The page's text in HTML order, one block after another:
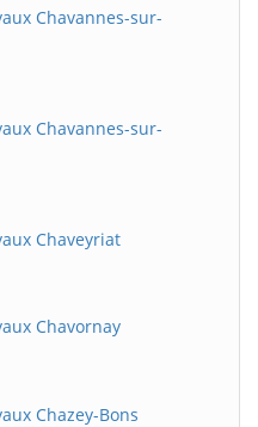
Chavannes-sur-
Chavannes-sur-
Chaveyriat
Chavornay
Chazey-Bons